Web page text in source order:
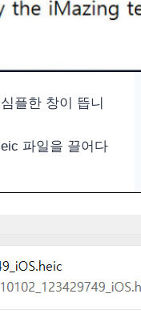
플한 창이 뜹니
파일을 끌어다